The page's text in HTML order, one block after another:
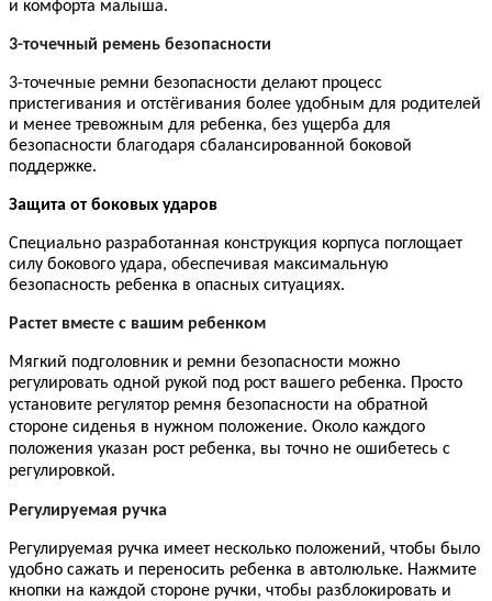
и комфорта малыша.
3-точечный ремень безопасности
3-точечные ремни безопасности делают процесс
пристегивания и отстёгивания более удобным для родителей
и менее тревожным для ребенка, без ущерба для
безопасности благодаря сбалансированной боковой
поддержке.
Защита от боковых ударов
Специально разработанная конструкция корпуса поглощает
силу бокового удара, обеспечивая максимальную
безопасность ребенка в опасных ситуациях.
Растет вместе с вашим ребенком
Мягкий подголовник и ремни безопасности можно
регулировать одной рукой под рост вашего ребенка. Просто
установите регулятор ремня безопасности на обратной
стороне сиденья в нужном положение. Около каждого
положения указан рост ребенка, вы точно не ошибетесь с
регулировкой.
Регулируемая ручка
Регулируемая ручка имеет несколько положений, чтобы было
удобно сажать и переносить ребенка в автолюльке. Нажмите
кнопки на каждой стороне ручки, чтобы разблокировать и